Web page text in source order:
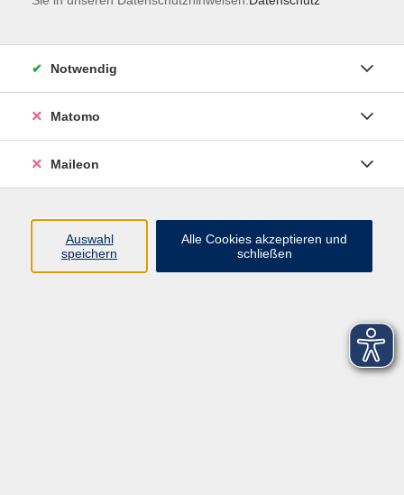
Notwendig
Matomo
Maileon
Auswahl
speichern
Alle Cookies akzeptieren und
schließen